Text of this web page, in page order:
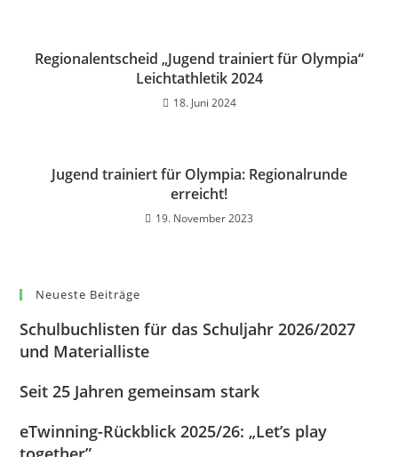
Regionalentscheid „Jugend trainiert für Olympia“
Leichtathletik 2024
18. Juni 2024
Jugend trainiert für Olympia: Regionalrunde
erreicht!
19. November 2023
Neueste Beiträge
Schulbuchlisten für das Schuljahr 2026/2027
und Materialliste
Seit 25 Jahren gemeinsam stark
eTwinning-Rückblick 2025/26: „Let’s play